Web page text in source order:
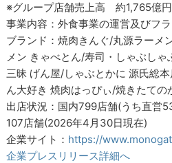
※グループ店舗売上高 約1,765億
事業内容：外食事業の運営及びフ
ブランド：焼肉きんぐ/丸源ラーメ
メン きゃべとん/寿司・しゃぶし
三昧 げん屋/しゃぶとかに 源氏総
ん大好き 焼肉はっぴぃ/焼きたての
出店状況：国内799店舗(うち直営
107店舗(2026年4月30日現在)
企業サイト： https://
企業プレスリリース詳細へ